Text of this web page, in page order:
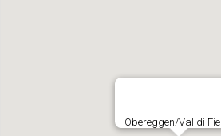
Obereggen/Val di